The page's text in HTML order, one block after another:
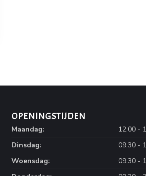
OPENINGSTIJDEN
Maandag:
12.00 -
Dinsdag:
09.30 -
Woensdag:
09.30 -